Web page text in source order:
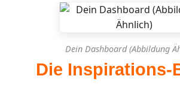
Dein Dashboard (Abbildung
Die Inspirations-